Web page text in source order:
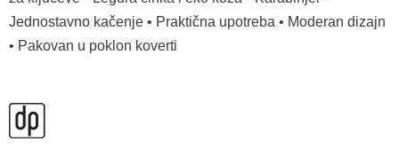
Jednostavno kačenje • Praktična upotreba • Moderan dizajn
• Pakovan u poklon koverti